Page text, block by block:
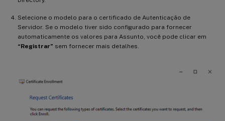
Selecione o modelo para o certificado de Autenticação de
Servidor. Se o modelo tiver sido configurado para fornecer
automaticamente os valores para Assunto, você pode clicar em
“Registrar” sem fornecer mais detalhes.